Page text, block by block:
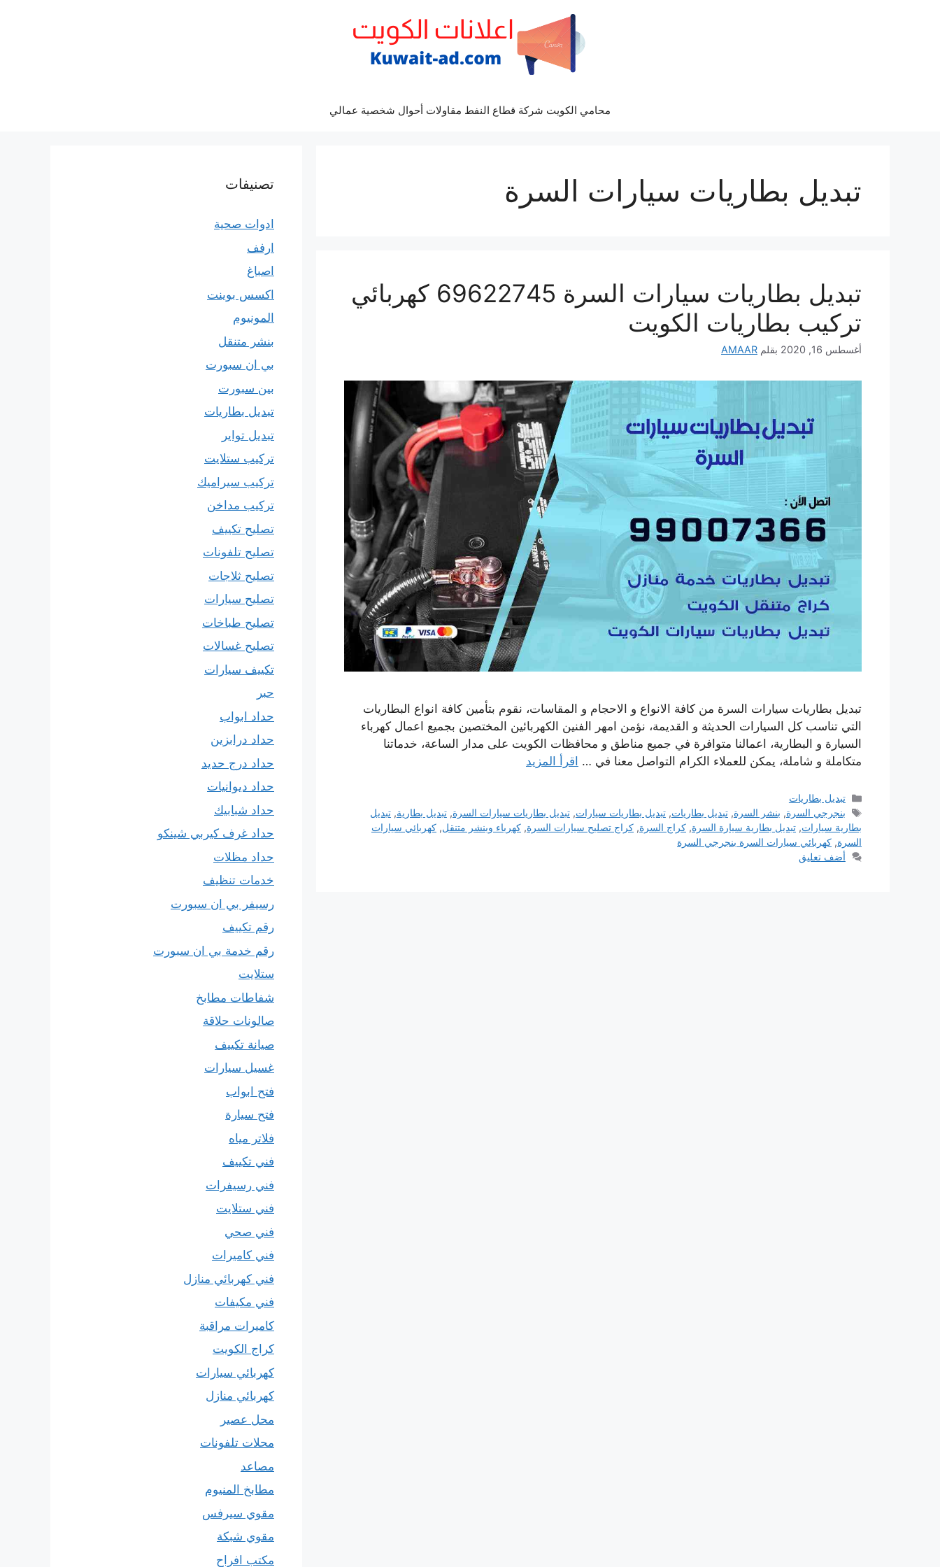
محامي الكويت شركة قطاع النفط مقاولات أحوال شخصية عمالي
تبديل بطاريات سيارات السرة
تبديل بطاريات سيارات السرة 69622745 كهربائي
تركيب بطاريات الكويت
أغسطس 16, 2020 بقلم AMAAR
تبديل بطاريات سيارات السرة من كافة الانواع و الاحجام و المقاسات، نقوم بتأمين كافة انواع البطاريات
التي تناسب كل السيارات الحديثة و القديمة، نؤمن امهر الفنين الكهربائين المختصين بجميع اعمال كهرباء
السيارة و البطارية، اعمالنا متوافرة في جميع مناطق و محافظات الكويت على مدار الساعة، خدماتنا
متكاملة و شاملة، يمكن للعملاء الكرام التواصل معنا في … اقرأ المزيد
التصنيفات
تبديل بطاريات
الوسوم
بنجرجي السرة, بنشر السرة,تبديل بطاريات,تبديل بطاريات سيارات,تبديل بطاريات سيارات السرة,تبديل بطارية,تبديل
بطارية سيارات, تبديل بطارية سيارة السرة, كراج السرة, كراج تصليح سيارات السرة, كهرباء وبنشر متنقل, كهربائي سيارات
السرة, كهربائي سيارات السرة بنجرجي السرة
أضف تعليق
تصنيفات
ادوات صحية
ارفف
اصباغ
اكسس بوينت
المونيوم
بنشر متنقل
بي ان سبورت
بين سبورت
تبديل بطاريات
تبديل تواير
تركيب ستلايت
تركيب سيراميك
تركيب مداخن
تصليح تكييف
تصليح تلفونات
تصليح ثلاجات
تصليح سيارات
تصليح طباخات
تصليح غسالات
تكييف سيارات
حبر
حداد ابواب
حداد درابزين
حداد درج حديد
حداد ديوانيات
حداد شبابيك
حداد غرف كيربي شينكو
حداد مظلات
خدمات تنظيف
رسيفر بي ان سبورت
رقم تكييف
رقم خدمة بي ان سبورت
ستلايت
شفاطات مطابخ
صالونات حلاقة
صيانة تكييف
غسيل سيارات
فتح ابواب
فتح سيارة
فلاتر مياه
فني تكييف
فني رسيفرات
فني ستلايت
فني صحي
فني كاميرات
فني كهربائي منازل
فني مكيفات
كاميرات مراقبة
كراج الكويت
كهربائي سيارات
كهربائي منازل
محل عصير
محلات تلفونات
مصاعد
مطابخ المنيوم
مقوي سيرفس
مقوي شبكة
مكتب افراح